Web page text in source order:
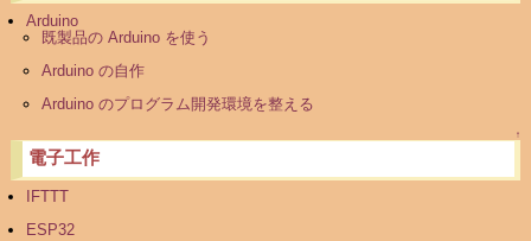
Arduino
既製品の Arduino を使う
Arduino の自作
Arduino のプログラム開発環境を整える
↑
電子工作
IFTTT
ESP32